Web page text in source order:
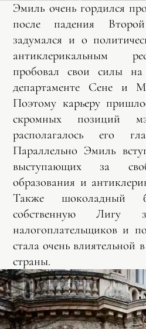
Эмиль очень гордился
после падения
задумался и о
антиклерикальным
пробовал свои силы
департаменте Сене и
Поэтому карьеру
скромных позиций
располагалось его
Параллельно Эмиль
выступающих за
образования и
Также шоколадный
собственную Лигу
налогоплательщиков и
стала очень влиятельной
страны.